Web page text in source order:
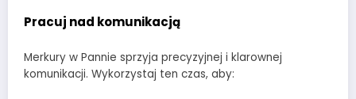
Pracuj nad komunikacją
Merkury w Pannie sprzyja precyzyjnej i klarownej
komunikacji. Wykorzystaj ten czas, aby: